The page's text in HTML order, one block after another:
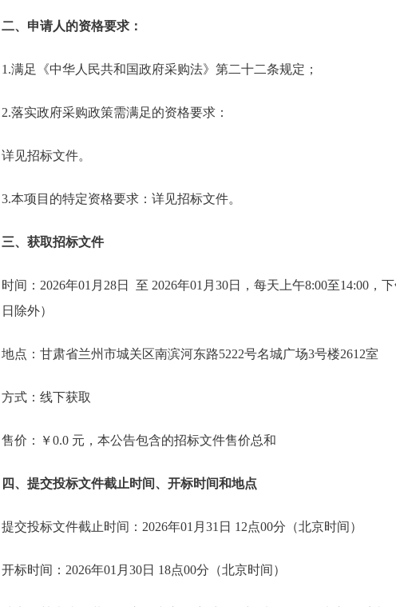
二、申请人的资格要求：
1.满足《中华人民共和国政府采购法》第二十二条规定；
2.落实政府采购政策需满足的资格要求：
详见招标文件。
3.本项目的特定资格要求：详见招标文件。
三、获取招标文件
时间：2026年01月28日 至 2026年01月30日，每天上午8:00至14:00，
日除外）
地点：甘肃省兰州市城关区南滨河东路5222号名城广场3号楼2612室
方式：线下获取
售价：￥0.0 元，本公告包含的招标文件售价总和
四、提交投标文件截止时间、开标时间和地点
提交投标文件截止时间：2026年01月31日 12点00分（北京时间）
开标时间：2026年01月30日 18点00分（北京时间）